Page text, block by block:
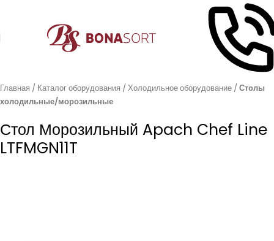
Главная Каталог оборудования Холодильное оборудование
Столы
холодильные/морозильные
Стол Морозильный Apach Chef Line
LTFMGN11T